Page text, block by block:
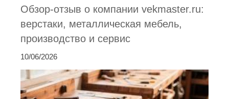
Обзор-отзыв о компании vekmaster.ru:
верстаки, металлическая мебель,
производство и сервис
10/06/2026